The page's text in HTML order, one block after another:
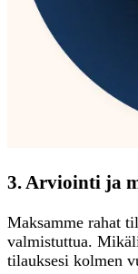
3. Arviointi ja
Maksamme rahat
valmistuttua.
tilauksesi kolmen